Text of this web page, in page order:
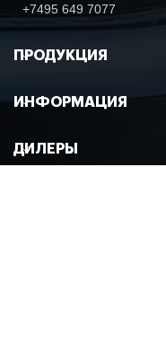
+7495 649 7077
ПРОДУКЦИЯ
ИНФОРМАЦИЯ
ДИЛЕРЫ